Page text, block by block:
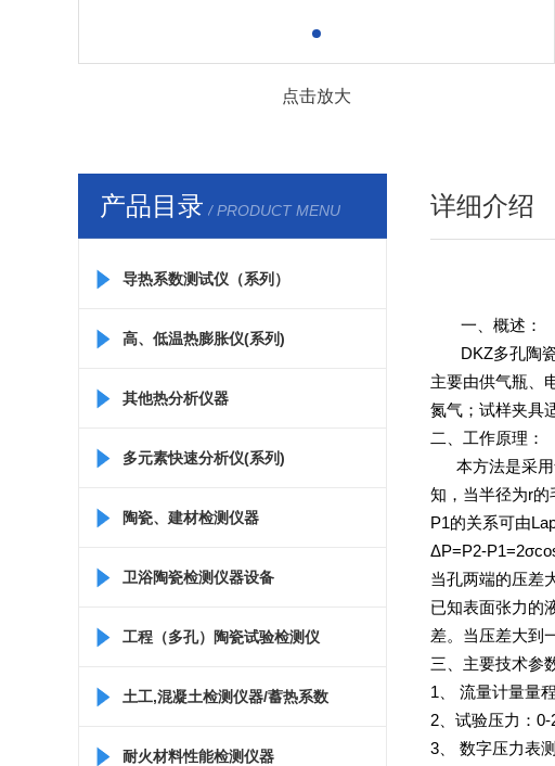
点击放大
产品目录 / PRODUCT MENU
导热系数测试仪（系列）
高、低温热膨胀仪(系列)
其他热分析仪器
多元素快速分析仪(系列)
陶瓷、建材检测仪器
卫浴陶瓷检测仪器设备
工程（多孔）陶瓷试验检测仪
器
土工,混凝土检测仪器/蓄热系数
仪/比热容测定仪
耐火材料性能检测仪器
详细介绍
一、概述：
DKZ多孔陶瓷
主要由供气瓶、
氮气；试样夹具
二、工作原理：
本方法是采用
知，当半径为r的
P1的关系可由
ΔP=P2-
当孔两端的压差
已知表面张力的
差。当压差大到
三、主要技术参
1、 流量计量量
2、试验压力：
3、 数字压力表